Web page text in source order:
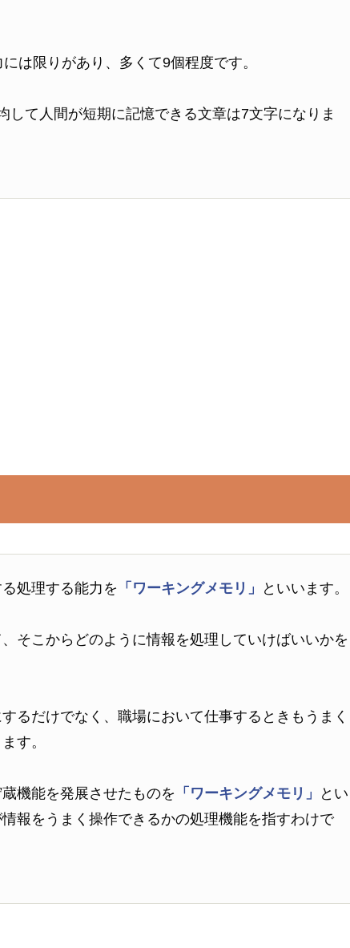
は限りがあり、多くて9個程度です。
して人間が短期に記憶できる文章は7文字になりま
処理する能力を 「ワーキングメモリ」 といいます。
そこからどのように情報を処理していけばいいかを
るだけでなく、職場において仕事するときもうまく
す。
機能を発展させたものを 「ワーキングメモリ」
とい
報をうまく操作できるかの処理機能を指すわけで